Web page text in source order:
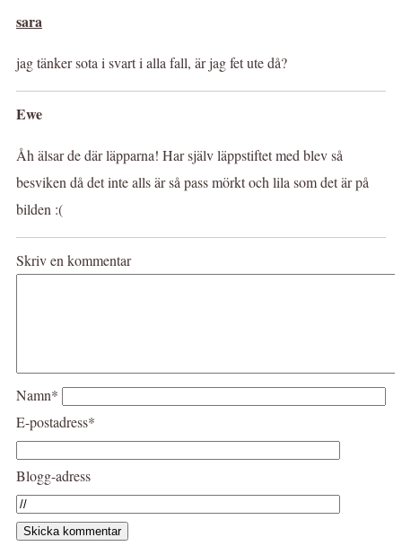
sara
jag tänker sota i svart i alla fall, är jag fet ute då?
Ewe
Åh älsar de där läpparna! Har själv läppstiftet med blev så
besviken då det inte alls är så pass mörkt och lila som det är på
bilden :(
Skriv en kommentar
Namn*
E-postadress*
Blogg-adress